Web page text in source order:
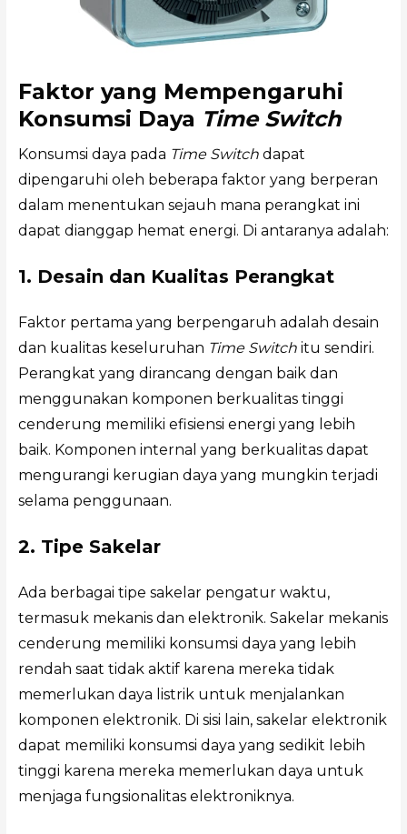
Faktor yang Mempengaruhi
Konsumsi Daya Time Switch
Konsumsi daya pada Time Switchdapat
dipengaruhi oleh beberapa faktor yang berperan
dalam menentukan sejauh mana perangkat ini
dapat dianggap hemat energi. Di antaranya adalah:
1. Desain dan Kualitas Perangkat
Faktor pertama yang berpengaruh adalah desain
dan kualitas keseluruhan Time Switchitu sendiri.
Perangkat yang dirancang dengan baik dan
menggunakan komponen berkualitas tinggi
cenderung memiliki efisiensi energi yang lebih
baik. Komponen internal yang berkualitas dapat
mengurangi kerugian daya yang mungkin terjadi
selama penggunaan.
2. Tipe Sakelar
Ada berbagai tipe sakelar pengatur waktu,
termasuk mekanis dan elektronik. Sakelar mekanis
cenderung memiliki konsumsi daya yang lebih
rendah saat tidak aktif karena mereka tidak
memerlukan daya listrik untuk menjalankan
komponen elektronik. Di sisi lain, sakelar elektronik
dapat memiliki konsumsi daya yang sedikit lebih
tinggi karena mereka memerlukan daya untuk
menjaga fungsionalitas elektroniknya.